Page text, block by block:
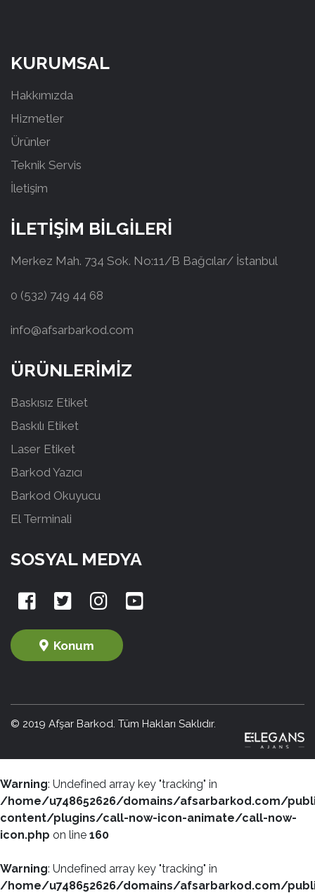
KURUMSAL
Hakkımızda
Hizmetler
Ürünler
Teknik Servis
İletişim
İLETİŞİM BİLGİLERİ
Merkez Mah. 734 Sok. No:11/B Bağcılar/ İstanbul
0 (532) 749 44 68
info@afsarbarkod.com
ÜRÜNLERİMİZ
Baskısız Etiket
Baskılı Etiket
Laser Etiket
Barkod Yazıcı
Barkod Okuyucu
El Terminali
SOSYAL MEDYA
Konum
© 2019 Afşar Barkod. Tüm Hakları Saklıdır.
Warning: Undefined array key "tracking" in
/home/u748652626/domains/afsarbarkod.com/
content/plugins/call-now-icon-animate/call-now-
icon.php on line 160
Warning: Undefined array key "tracking" in
/home/u748652626/domains/afsarbarkod.com/